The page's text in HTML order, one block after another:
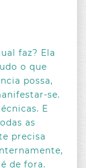
faz? Ela
o que
possa,
se.
E
as
precisa
de fora.